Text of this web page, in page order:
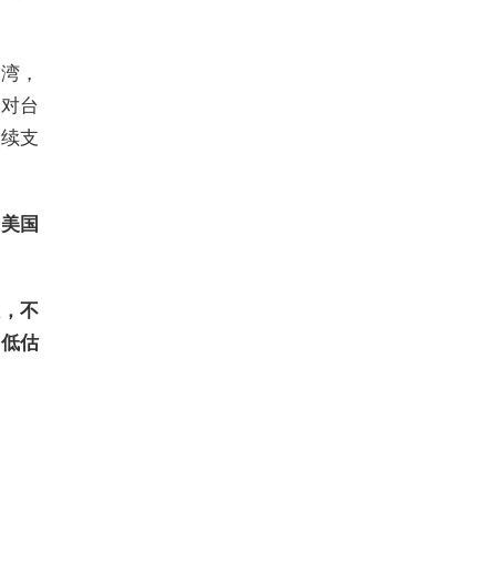
，
台
支
国
不
估